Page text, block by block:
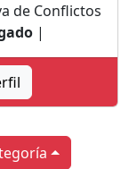
de Conflictos
|